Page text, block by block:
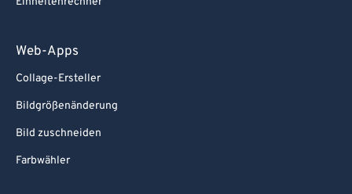
Web-Apps
Collage-Ersteller
Bildgrößenänderung
Bild zuschneiden
Farbwähler